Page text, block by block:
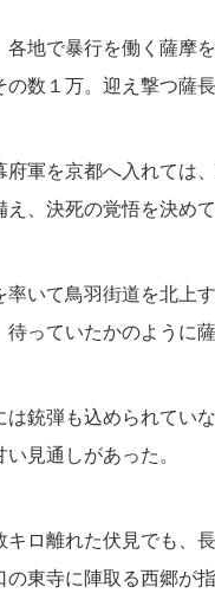
地で暴行を働く薩摩
数１万。 迎え撃つ薩
軍を京都へ入れては、
え、決死の覚悟を決めて
いて鳥羽街道を北上す
待っていたかのように
銃弾も込められてい
見通しがあった。
ロ離れた伏見でも、
の東寺に陣取る西郷が指